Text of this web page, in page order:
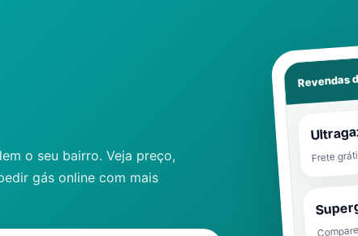
o seu bairro. Veja preço,
gás online com mais
Revendas
Frete